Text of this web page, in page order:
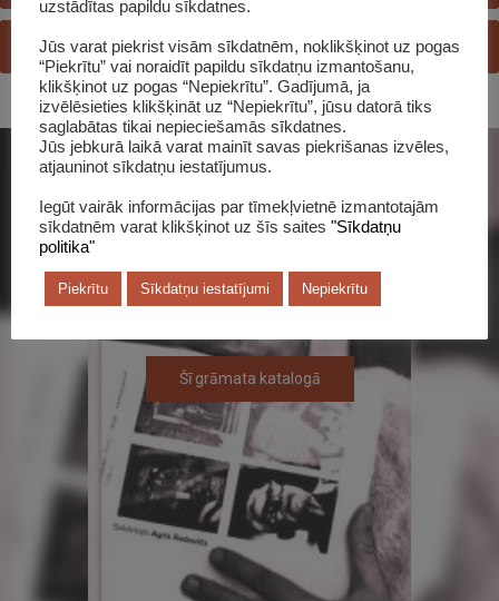
plauktos
jaunas
grāmatas
JAUTĀ BIBLIOTEKĀRAM
Šī grāmata katalogā
uzstādītas papildu sīkdatnes.
Jūs varat piekrist visām sīkdatnēm, noklikšķinot uz pogas
“Piekrītu” vai noraidīt papildu sīkdatņu izmantošanu,
klikšķinot uz pogas “Nepiekrītu”. Gadījumā, ja
izvēlēsieties klikšķināt uz “Nepiekrītu”, jūsu datorā tiks
saglabātas tikai nepieciešamās sīkdatnes.
Jūs jebkurā laikā varat mainīt savas piekrišanas izvēles,
atjauninot sīkdatņu iestatījumus.
Iegūt vairāk informācijas par tīmekļvietnē izmantotajām
sīkdatnēm varat klikšķinot uz šīs saites "Sīkdatņu
politika"
Piekrītu Sīkdatņu iestatījumi Nepiekrītu